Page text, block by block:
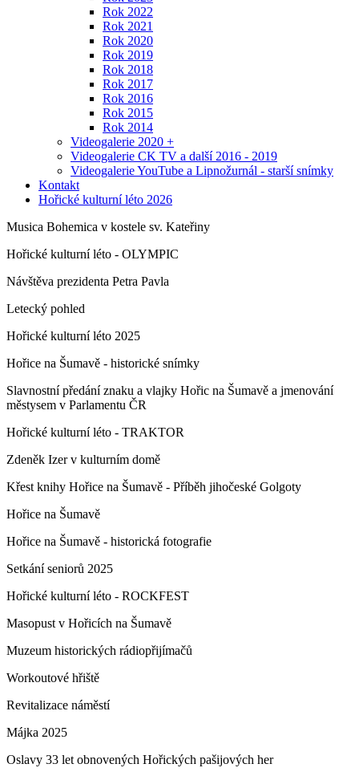
Rok 2022
Rok 2021
Rok 2020
Rok 2019
Rok 2018
Rok 2017
Rok 2016
Rok 2015
Rok 2014
Videogalerie 2020 +
Videogalerie CK TV a další 2016 - 2019
Videogalerie YouTube a Lipnožurnál - starší snímky
Kontakt
Hořické kulturní léto 2026
Musica Bohemica v kostele sv. Kateřiny
Hořické kulturní léto - OLYMPIC
Návštěva prezidenta Petra Pavla
Letecký pohled
Hořické kulturní léto 2025
Hořice na Šumavě - historické snímky
Slavnostní předání znaku a vlajky Hořic na Šumavě a jmenování
městysem v Parlamentu ČR
Hořické kulturní léto - TRAKTOR
Zdeněk Izer v kulturním domě
Křest knihy Hořice na Šumavě - Příběh jihočeské Golgoty
Hořice na Šumavě
Hořice na Šumavě - historická fotografie
Setkání seniorů 2025
Hořické kulturní léto - ROCKFEST
Masopust v Hořicích na Šumavě
Muzeum historických rádiopřijímačů
Workoutové hřiště
Revitalizace náměstí
Májka 2025
Oslavy 33 let obnovených Hořických pašijových her